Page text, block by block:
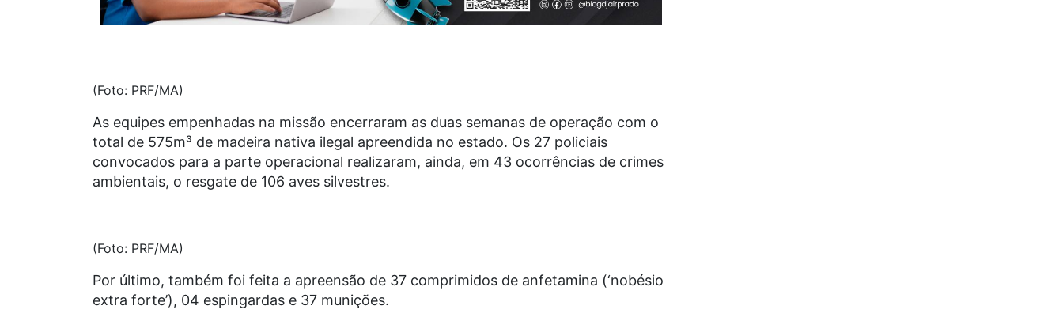
(Foto: PRF/MA)
As equipes empenhadas na missão encerraram as duas semanas de operação com o
total de 575m³ de madeira nativa ilegal apreendida no estado. Os 27 policiais
convocados para a parte operacional realizaram, ainda, em 43 ocorrências de crimes
ambientais, o resgate de 106 aves silvestres.
(Foto: PRF/MA)
Por último, também foi feita a apreensão de 37 comprimidos de anfetamina (‘nobésio
extra forte’), 04 espingardas e 37 munições.